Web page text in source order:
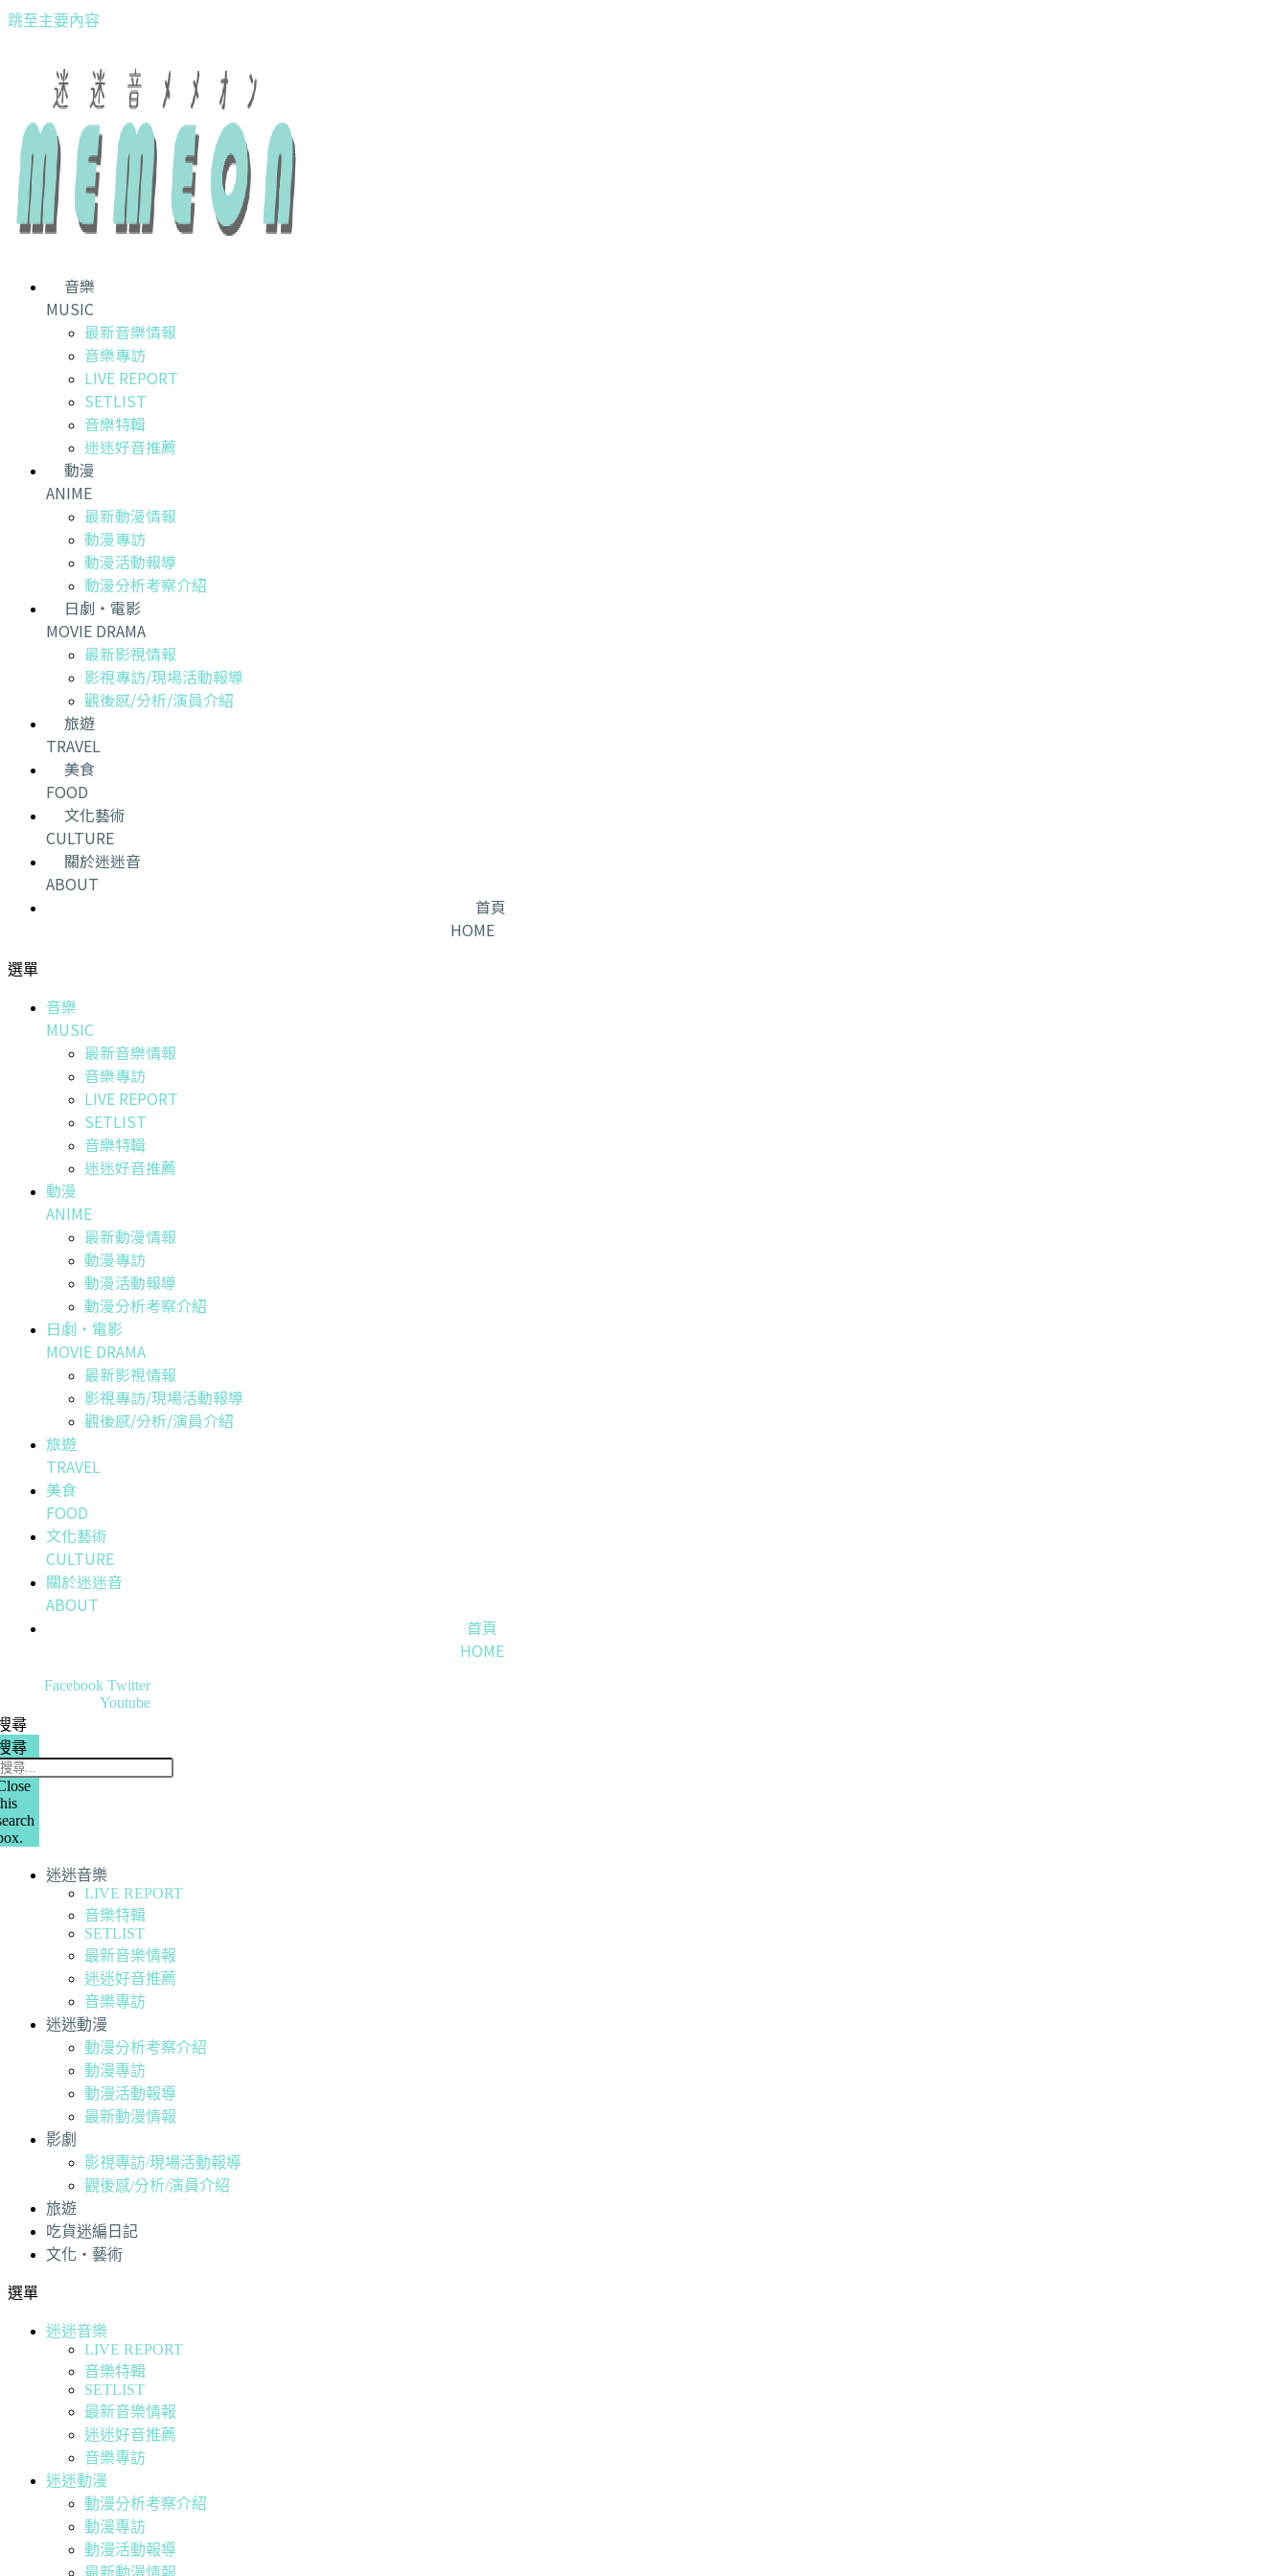
跳至主要內容
音樂
MUSIC
最新音樂情報
音樂專訪
LIVE REPORT
SETLIST
音樂特輯
迷迷好音推薦
動漫
ANIME
最新動漫情報
動漫專訪
動漫活動報導
動漫分析考察介紹
日劇・電影
MOVIE DRAMA
最新影視情報
影視專訪/現場活動報導
觀後感/分析/演員介紹
旅遊
TRAVEL
美食
FOOD
文化藝術
CULTURE
關於迷迷音
ABOUT
首頁
HOME
選單
音樂
MUSIC
最新音樂情報
音樂專訪
LIVE REPORT
SETLIST
音樂特輯
迷迷好音推薦
動漫
ANIME
最新動漫情報
動漫專訪
動漫活動報導
動漫分析考察介紹
日劇・電影
MOVIE DRAMA
最新影視情報
影視專訪/現場活動報導
觀後感/分析/演員介紹
旅遊
TRAVEL
美食
FOOD
文化藝術
CULTURE
關於迷迷音
ABOUT
首頁
HOME
Facebook Twitter
Youtube
尋
尋
迷迷音樂
LIVE REPORT
音樂特輯
SETLIST
最新音樂情報
迷迷好音推薦
音樂專訪
迷迷動漫
動漫分析考察介紹
動漫專訪
動漫活動報導
最新動漫情報
影劇
影視專訪/現場活動報導
觀後感/分析/演員介紹
旅遊
吃貨迷編日記
文化・藝術
選單
迷迷音樂
LIVE REPORT
音樂特輯
SETLIST
最新音樂情報
迷迷好音推薦
音樂專訪
迷迷動漫
動漫分析考察介紹
動漫專訪
動漫活動報導
最新動漫情報